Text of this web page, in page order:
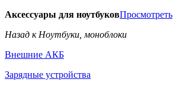
Аксессуары для ноутбуковПросмотреть
Назад к Ноутбуки, моноблоки
Внешние АКБ
Зарядные устройства